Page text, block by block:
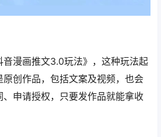
漫画推文3.0玩法》，这种玩法起
创作品，包括文案及视频，也会
申请授权，只要发作品就能拿收